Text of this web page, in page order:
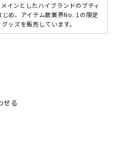
インとしたハイブランドのブティ
じめ、アイテム数業界No. 1の限定
ッズを販売しています。
せる